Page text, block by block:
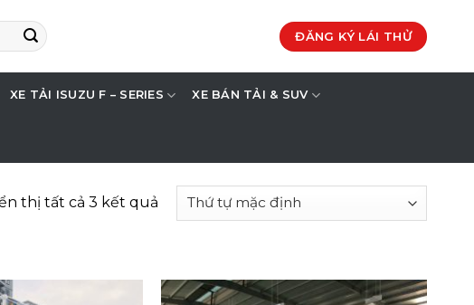
ĐĂNG KÝ LÁI THỬ
XE TẢI ISUZU F – SERIES XE BÁN TẢI & SUV
thị tất cả 3 kết quả